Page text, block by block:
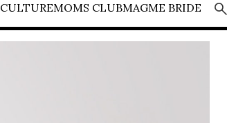
CULTUREMOMS CLUBMAGME BRIDE